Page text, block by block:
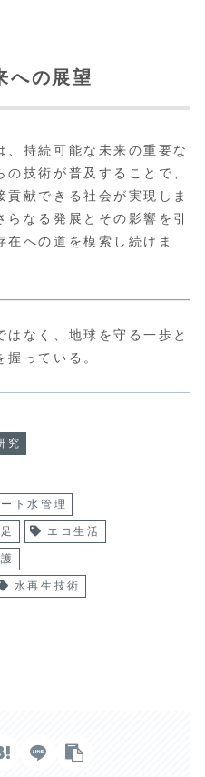
への展望
、持続可能な未来の重要な
技術が普及することで、
献できる社会が実現しま
なる発展とその影響を引
在への道を模索し続けま
なく、地球を守る一歩と
っている。
究
ト水管理
エコ生活
水再生技術